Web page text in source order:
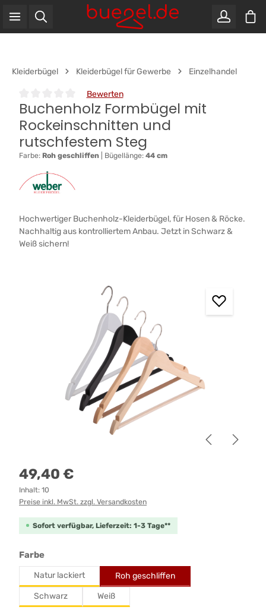
Zum Hauptinhalt springen
Kleiderbügel Kleiderbügel für Gewerbe Einzelhandel
Durchschnittliche Bewertung von 0 von 5 Sternen
Bewerten
Buchenholz Formbügel mit
Rockeinschnitten und
rutschfestem Steg
Farbe: Roh geschliffen Bügellänge: 44 cm
Hochwertiger Buchenholz-Kleiderbügel, für Hosen & Röcke.
Nachhaltig aus kontrolliertem Anbau. Jetzt in Schwarz &
Weiß sichern!
Regulärer Preis:
49,40 €
Inhalt: 10
Preise inkl. MwSt. zzgl. Versandkosten
Sofort verfügbar, Lieferzeit: 1-3 Tage**
Farbeauswählen
Natur lackiert
Roh geschliffen
Schwarz
Weiß